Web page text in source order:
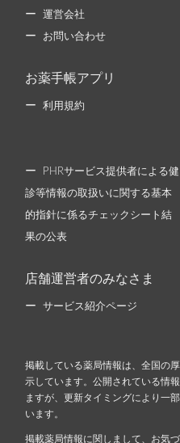
運営会社
お問い合わせ
お薬手帳アプリ
利用規約
PHRサービス提供者による健
診等情報の取扱いに関する基本
的指針に係るチェックシート結
果の公表
店舗運営者のみなさま
サービス紹介ページ
掲載している薬局情報は、全国の
示しています。公開されている情
ますが、更新タイミングにより一
います。
掲載薬局情報に関しまして、お気